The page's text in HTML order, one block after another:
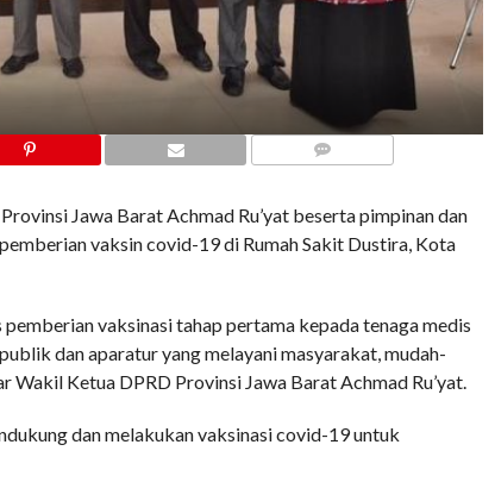
Jawa Barat Achmad Ru’yat beserta pimpinan dan
vaksin covid-19 di Rumah Sakit Dustira, Kota
vaksinasi tahap pertama kepada tenaga medis
dan aparatur yang melayani masyarakat, mudah-
Wakil Ketua DPRD Provinsi Jawa Barat Achmad Ru’yat.
dan melakukan vaksinasi covid-19 untuk